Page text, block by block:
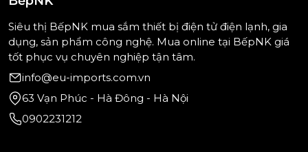
chống trầy xước, chịu được nhiệt độ cao, dễ dàng
lau chùi.
- Cửa lò làm bằng kính 3 lớp nên đảm bảo an toàn
và dễ lau chùi vết bám bẩn. Người dùng dễ dàng
mở cửa lò với thiết kế tay nắm cửa dạng thanh dài.
- Bảng điều khiển cảm ứng có màn hình TFT hiện
Siêu thị BếpNK mua sắm thiết bị điện tử điện lạnh, gia
dụng, sản phẩm công nghệ. Mua online tại BếpNK giá
tốt phục vụ chuyên nghiệp tận tâm.
info@eu-imports.com.vn
63 Vạn Phúc - Hà Đông - Hà Nội
0902231212